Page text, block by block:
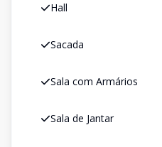
Hall
Sacada
Sala com Armários
Sala de Jantar